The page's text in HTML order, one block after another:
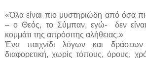
«Όλα είναι πιο μυστηριώδη από όσα
– ο Θεός, το Σύμπαν, εγώ- δεν
κομμάτι της απρόσιτης αλήθειας.»
Ένα παιχνίδι λόγων και
διαφορετική, χωρίς τόπους, όρους,